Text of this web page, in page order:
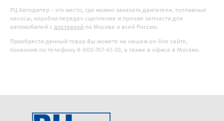
РЦ Автодилер - это место, где можно заказать двигатели, топливные
насосы, коробки передач сцепление и прочие запчасти для
автомобилей с доставкой по Москве и всей России.
Приобрести данный товар Вы можете на нашем on-line сайте,
позвонив по телефону 8-800-707-61-20, а также в офисе в Москве.